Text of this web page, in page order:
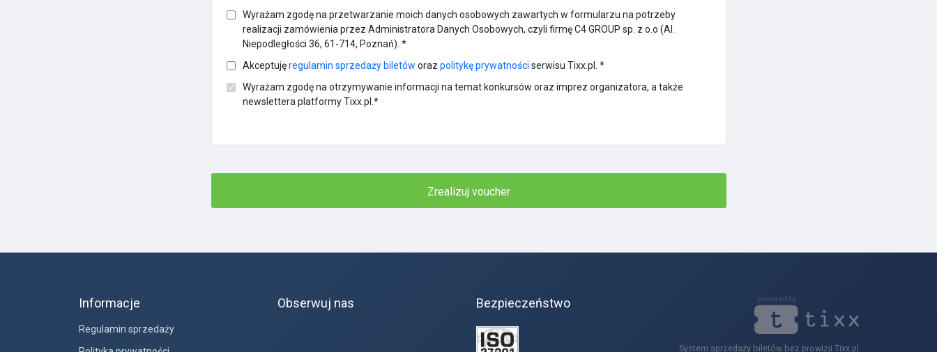
Wyrażam zgodę na przetwarzanie moich danych osobowych zawartych w formularzu na potrzeby
realizacji zamówienia przez Administratora Danych Osobowych, czyli firmę C4 GROUP sp. z o.o (Al.
Niepodległości 36, 61-714, Poznań). *
Akceptujęregulamin sprzedaży biletów oraz politykę prywatności serwisu Tixx.pl. *
Wyrażam zgodę na otrzymywanie informacji na temat konkursów oraz imprez organizatora, a także
newslettera platformy Tixx.pl.*
Zrealizuj voucher
Informacje
Regulamin sprzedaży
Obserwuj nas Bezpieczeństwo
System sprzedaży biletów bez prowizji Tixx.pl